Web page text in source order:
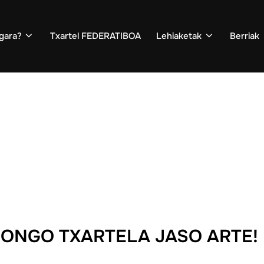
Txartel FEDERATIBOA Lehiaketak Berriak
TXARTELA JASO ARTE!